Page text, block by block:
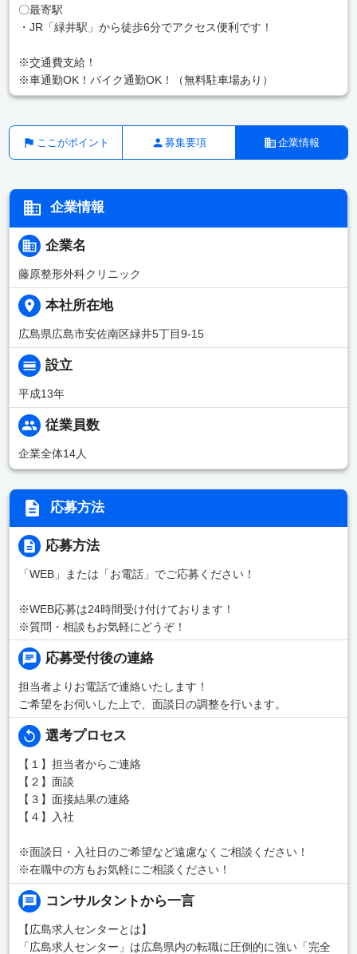
〇最寄駅
・JR「緑井駅」から徒歩6分でアクセス便利です！
※交通費支給！
※車通勤OK！バイク通勤OK！（無料駐車場あり）
ここがポイント 募集要項 企業情報
企業情報
企業名
藤原整形外科クリニック
本社所在地
広島県広島市安佐南区緑井5丁目9-15
設立
平成13年
従業員数
企業全体14人
応募方法
応募方法
「WEB」または「お電話」でご応募ください！
※WEB応募は24時間受け付けております！
※質問・相談もお気軽にどうぞ！
応募受付後の連絡
担当者よりお電話で連絡いたします！
ご希望をお伺いした上で、面談日の調整を行います。
選考プロセス
【１】担当者からご連絡
【２】面談
【３】面接結果の連絡
【４】入社
※面談日・入社日のご希望など遠慮なくご相談ください！
※在職中の方もお気軽にご相談ください！
コンサルタントから一言
【広島求人センターとは】
「広島求人センター」は広島県内の転職に圧倒的に強い「完全